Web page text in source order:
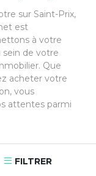
sur Saint-Prix,
est
à votre
sein de votre
Que
acheter votre
vous
attentes parmi
FILTRER